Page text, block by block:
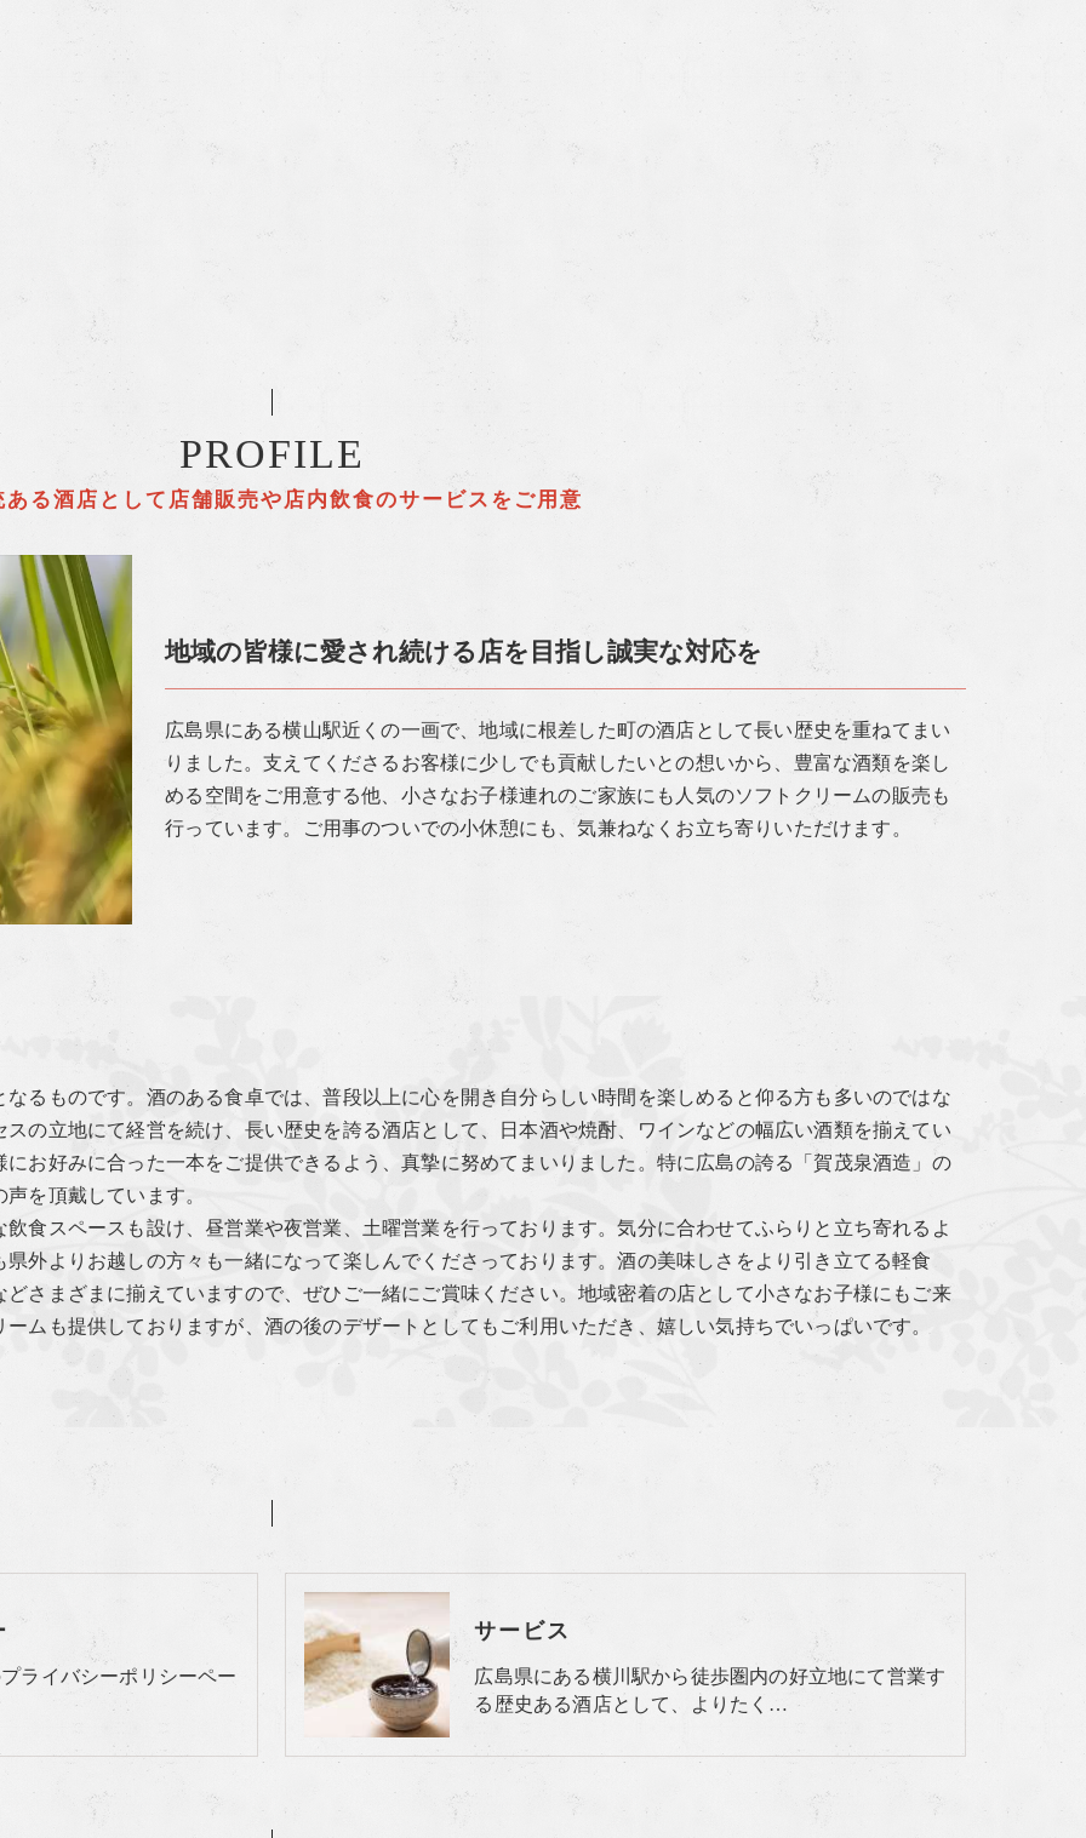
ある酒店として店舗販売や店内飲食のサービスをご用意
PROFILE
地域の皆様に愛され続ける店を目指し誠実な対応を
広島県にある横山駅近くの一画で、地域に根差した町の酒店として長い歴史を重ねてまい
りました。支えてくださるお客様に少しでも貢献したいとの想いから、豊富な酒類を楽し
める空間をご用意する他、小さなお子様連れのご家族にも人気のソフトクリームの販売も
行っています。ご用事のついでの小休憩にも、気兼ねなくお立ち寄りいただけます。
るものです。酒のある食卓では、普段以上に心を開き自分らしい時間を楽しめると仰る方も多いのではな
の立地にて経営を続け、長い歴史を誇る酒店として、日本酒や焼酎、ワインなどの幅広い酒類を揃えてい
お好みに合った一本をご提供できるよう、真摯に努めてまいりました。特に広島の誇る「賀茂泉酒造」の
を頂戴しています。
食スペースも設け、昼営業や夜営業、土曜営業を行っております。気分に合わせてふらりと立ち寄れるよ
外よりお越しの方々も一緒になって楽しんでくださっております。酒の美味しさをより引き立てる軽食
さまざまに揃えていますので、ぜひご一緒にご賞味ください。地域密着の店として小さなお子様にもご来
ムも提供しておりますが、酒の後のデザートとしてもご利用いただき、嬉しい気持ちでいっぱいです。
ライバシーポリシーペー
サービス
広島県にある横川駅から徒歩圏内の好立地にて営業す
る歴史ある酒店として、よりたく…